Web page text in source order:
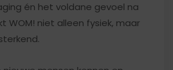
én het voldane gevoel na
WOM! niet alleen fysiek, maar